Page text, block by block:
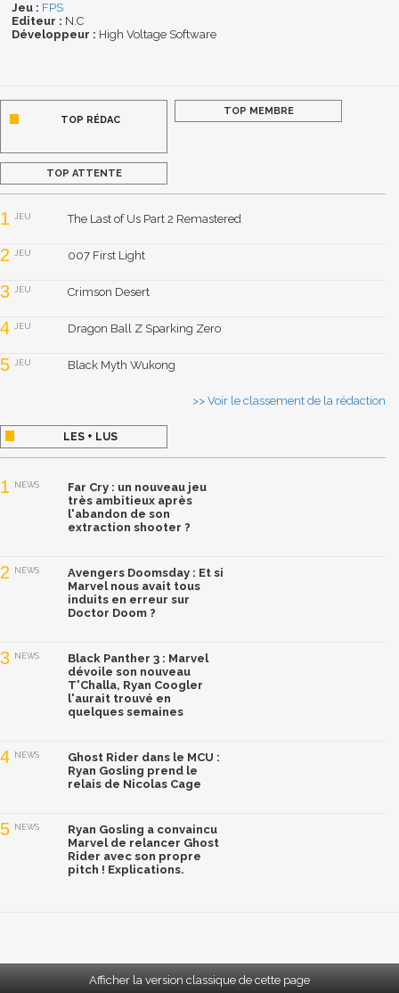
Jeu : FPS
Editeur : N.C
Développeur : High Voltage Software
TOP RÉDAC
TOP MEMBRE
TOP ATTENTE
1 JEU The Last of Us Part 2 Remastered
2 JEU 007 First Light
3 JEU Crimson Desert
4 JEU Dragon Ball Z Sparking Zero
5 JEU Black Myth Wukong
>> Voir le classement de la rédaction
LES + LUS
1 NEWS
Far Cry : un nouveau jeu
très ambitieux après
l'abandon de son
extraction shooter ?
2 NEWS
Avengers Doomsday : Et si
Marvel nous avait tous
induits en erreur sur
Doctor Doom ?
3 NEWS
Black Panther 3 : Marvel
dévoile son nouveau
T'Challa, Ryan Coogler
l'aurait trouvé en
quelques semaines
4 NEWS
Ghost Rider dans le MCU :
Ryan Gosling prend le
relais de Nicolas Cage
5 NEWS
Ryan Gosling a convaincu
Marvel de relancer Ghost
Rider avec son propre
pitch ! Explications.
Afficher la version classique de cette page